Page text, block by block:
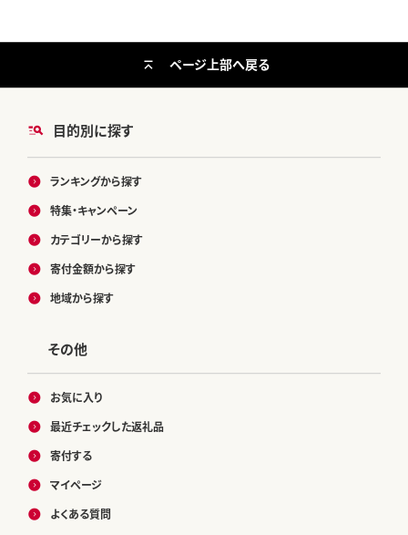
目的別に探す
ランキングから探す
特集・キャンペーン
カテゴリーから探す
寄付金額から探す
地域から探す
その他
お気に入り
最近チェックした返礼品
寄付する
マイページ
よくある質問
ページ上部へ戻る